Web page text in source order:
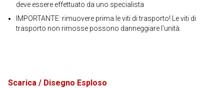
deve essere effettuato da uno specialista
IMPORTANTE: rimuovere prima le viti di trasporto! Le viti di
trasporto non rimosse possono danneggiare l'unità.
Scarica / Disegno Esploso